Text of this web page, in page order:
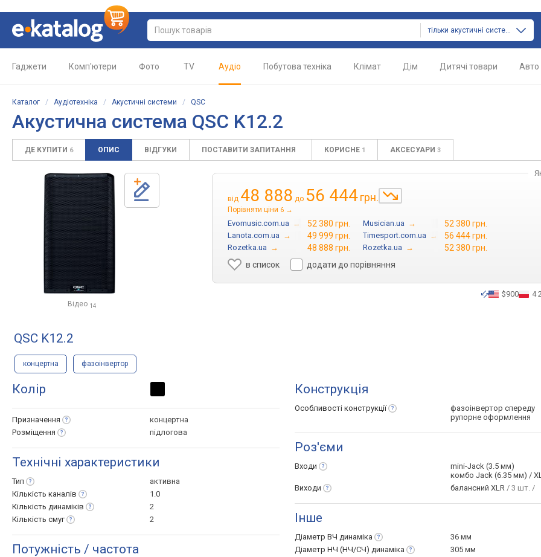
тільки акустичні системи
Гаджети Комп'ютери Фото TV Аудіо Побутова техніка Клімат Дім Дитячі товари Авто
Каталог / Аудіотехніка / Акустичні системи / QSC
Акустична система QSC K12.2
ДЕ КУПИТИ 6 ОПИС ВІДГУКИ ПОСТАВИТИ ЗАПИТАННЯ КОРИСНЕ 1 АКСЕСУАРИ 3
Відео 14
від 48 888 до 56 444грн.
Порівняти ціни 6 →
Evomusic.com.ua → 52 380 грн. Musician.ua → 52 380 грн.
Lanota.com.ua → 49 999 грн. Timesport.com.ua → 56 444 грн.
Rozetka.ua → 48 888 грн. Rozetka.ua →
52 380 грн.
в список
додати до порівняння
$900 4
QSC K12.2
концертна фазоінвертор
Колір
Призначення
концертна
Розміщення
підлогова
Технічні характеристики
Тип
активна
Кількість каналів
1.0
Кількість динаміків
2
Кількість смуг 2
Потужність / частота
Конструкція
Особливості конструкції
фазоінвертор спереду
рупорне оформлення
Роз'єми
Входи
mini-Jack (3.5 мм)
комбо Jack (6.35 мм) /
Виходи
балансний XLR / 3 шт. /
Інше
Діаметр ВЧ динаміка
36 мм
Діаметр НЧ (НЧ/СЧ) динаміка
305 мм